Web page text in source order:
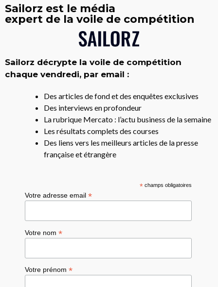
Sailorz est le média
expert de la voile de compétition
Sailorz décrypte la voile de compétition
chaque vendredi, par email :
Des articles de fond et des enquêtes exclusives
Des interviews en profondeur
La rubrique Mercato : l’actu business de la semaine
Les résultats complets des courses
Des liens vers les meilleurs articles de la presse
française et étrangère
*champs obligatoires
Votre adresse email*
Votre nom*
Votre prénom*